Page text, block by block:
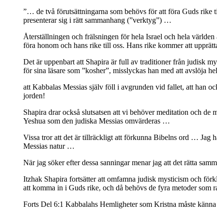
”… de två förutsättningarna som behövs för att föra Guds rike
presenterar sig i rätt sammanhang (”verktyg”) …
Återställningen och frälsningen för hela Israel och hela
föra honom och hans rike till oss. Hans rike kommer att
Det är uppenbart att Shapira är full av traditioner från judisk
för sina läsare som ”kosher”, misslyckas han med att avslöja
att Kabbalas Messias själv föll i avgrunden vid fallet, att han
jorden!
Shapira drar också slutsatsen att vi behöver meditation och
Yeshua som den judiska Messias omvärderas …
Vissa tror att det är tillräckligt att förkunna Bibelns ord … Jag
Messias natur …
När jag söker efter dessa sanningar menar jag att det rätta
Itzhak Shapira fortsätter att omfamna judisk mysticism och
att komma in i Guds rike, och då behövs de fyra metoder som
Forts Del 6:1 Kabbalahs Hemligheter som Kristna måste